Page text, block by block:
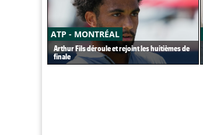
ATP - MONTRÉAL
Arthur Fils déroule et rejoint les huitièmes de
finale